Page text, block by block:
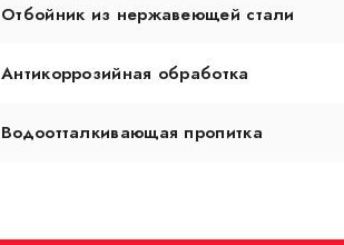
Отбойник из нержавеющей стали
Антикоррозийная обработка
Водоотталкивающая пропитка